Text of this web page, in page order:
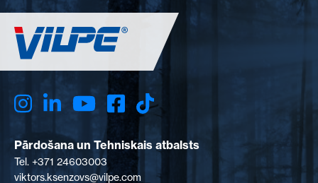
Pārdošana un Tehniskais atbalsts
Tel. +371 24603003
viktors.ksenzovs@vilpe.com